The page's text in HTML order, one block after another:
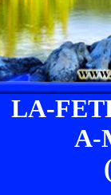
LA-
A-